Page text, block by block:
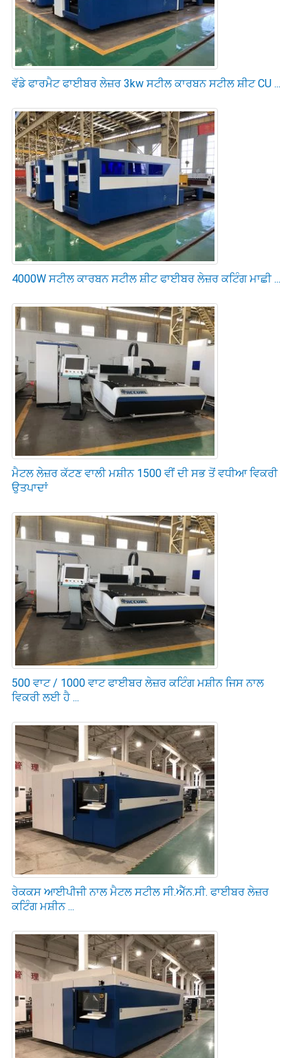
ਵੱਡੇ ਫਾਰਮੈਟ ਫਾਈਬਰ ਲੇਜ਼ਰ 3kw ਸਟੀਲ ਕਾਰਬਨ ਸਟੀਲ ਸ਼ੀਟ CU ...
4000W ਸਟੀਲ ਕਾਰਬਨ ਸਟੀਲ ਸ਼ੀਟ ਫਾਈਬਰ ਲੇਜ਼ਰ ਕਟਿੰਗ ਮਾਛੀ ...
ਮੈਟਲ ਲੇਜ਼ਰ ਕੱਟਣ ਵਾਲੀ ਮਸ਼ੀਨ 1500 ਵੀਂ ਦੀ ਸਭ ਤੋਂ ਵਧੀਆ ਵਿਕਰੀ
ਉਤਪਾਦਾਂ
500 ਵਾਟ / 1000 ਵਾਟ ਫਾਈਬਰ ਲੇਜ਼ਰ ਕਟਿੰਗ ਮਸ਼ੀਨ ਜਿਸ ਨਾਲ
ਵਿਕਰੀ ਲਈ ਹੈ ...
ਰੇਕਕਸ ਆਈਪੀਜੀ ਨਾਲ ਮੈਟਲ ਸਟੀਲ ਸੀ.ਐੱਨ.ਸੀ. ਫਾਈਬਰ ਲੇਜ਼ਰ
ਕਟਿੰਗ ਮਸ਼ੀਨ ...